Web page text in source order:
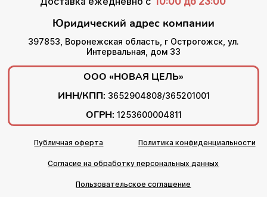
Юридический адрес компании
397853, Воронежская область, г Острогожск, ул.
Интервальная, дом 33
ООО «НОВАЯ ЦЕЛЬ»
ИНН/КПП: 3652904808/365201001
ОГРН: 1253600004811
Публичная оферта Политика конфиденциальности
Согласие на обработку персональных данных
Пользовательское соглашение